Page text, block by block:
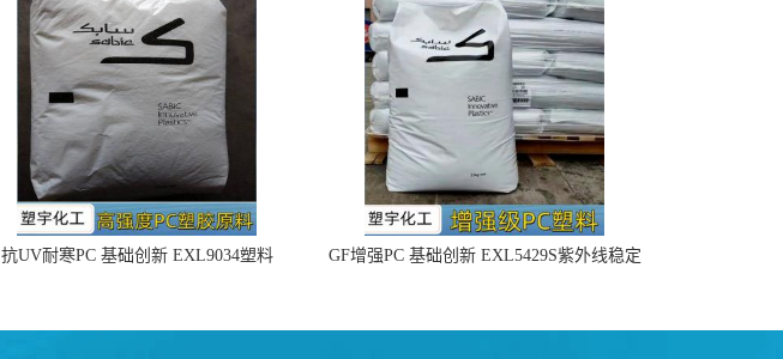
抗UV耐寒PC 基础创新 EXL9034塑料
GF增强PC 基础创新 EXL5429S紫外线稳定